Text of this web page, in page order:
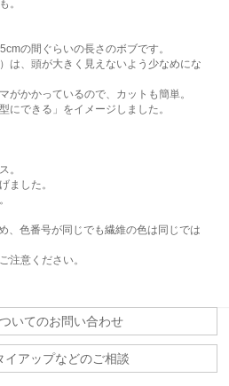
。
の間ぐらいの長さのボブです。
は、頭が大きく見えないよう少なめにな
がかかっているので、カットも簡単。
にできる」をイメージしました。
。
ました。
、色番号が同じでも繊維の色は同じでは
注意ください。
いてのお問い合わせ
イアップなどのご相談